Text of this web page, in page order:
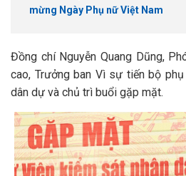
mừng Ngày Phụ nữ Việt Nam
Đồng chí Nguyễn Quang Dũng,
cao, Trưởng ban Vì sự tiến bộ
dân dự và chủ trì buổi gặp mặt.